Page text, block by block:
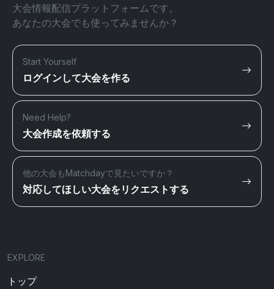
大会情報配信プラットフォームです。
あなたの大会でも使ってみませんか？
Start Yourself
ログインして大会を作る
Need Help?
大会作成を依頼する
他の大会もMatchdayで見たいですか？
対応してほしい大会をリクエストする
EXPLORE
トップ